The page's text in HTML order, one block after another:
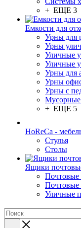
+ ЕЩЕ 3
Емкости для
Урны для
Урны
Уличные
Уличные
Урны для
Урны
Урны с
Мусорные
+ ЕЩЕ 5
HoReCa -
Стулья
Столы
Ящики
Почтовые
Уличные